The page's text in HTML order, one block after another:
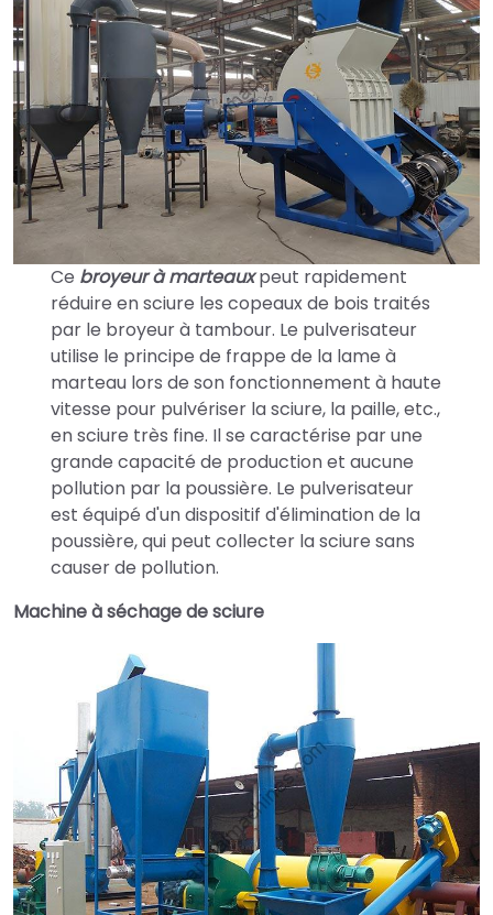
Ce broyeur à marteauxpeut rapidement
réduire en sciure les copeaux de bois traités
par le broyeur à tambour. Le pulverisateur
utilise le principe de frappe de la lame à
marteau lors de son fonctionnement à haute
vitesse pour pulvériser la sciure, la paille, etc.,
en sciure très fine. Il se caractérise par une
grande capacité de production et aucune
pollution par la poussière. Le pulverisateur
est équipé d'un dispositif d'élimination de la
poussière, qui peut collecter la sciure sans
causer de pollution.
Machine à séchage de sciure